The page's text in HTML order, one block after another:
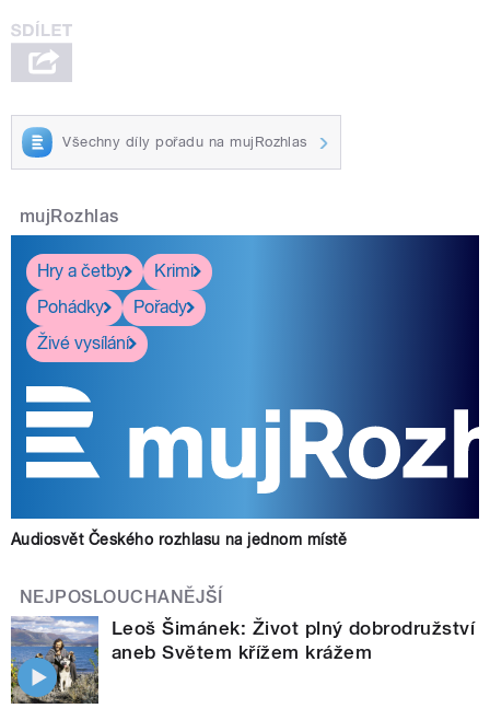
Všechny díly pořadu na mujRozhlas
mujRozhlas
Hry a četby
Krimi
Pohádky
Pořady
Živé vysílání
Audiosvět Českého rozhlasu na jednom místě
NEJPOSLOUCHANĚJŠÍ
Leoš Šimánek: Život plný dobrodružství
aneb Světem křížem krážem